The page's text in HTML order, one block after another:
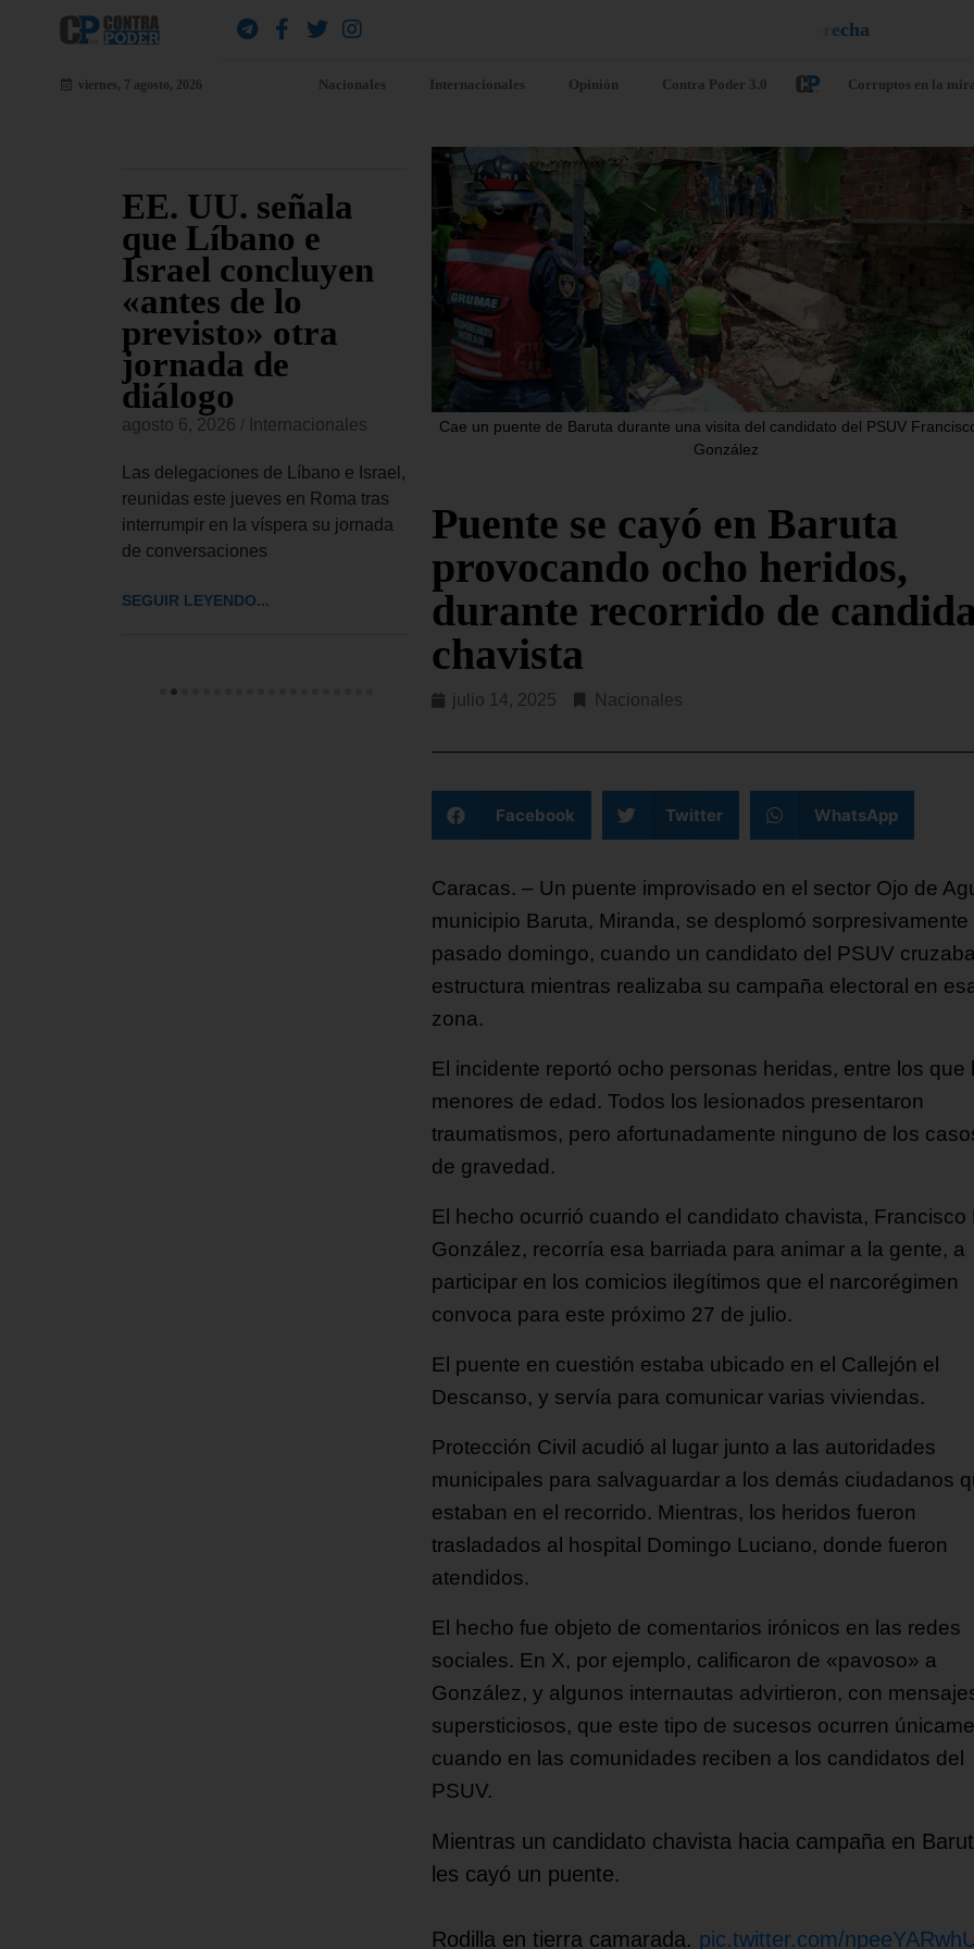
viernes, 7 agosto, 2026 Nacionales Internacionales Opinión Contra Poder 3.0 Corruptos en la
EE. UU. señala
que Líbano e
Israel concluyen
«antes de lo
previsto» otra
jornada de
diálogo
agosto 6, 2026 Internacionales
Las delegaciones de Líbano e Israel,
reunidas este jueves en Roma tras
interrumpir en la víspera su jornada
de conversaciones
SEGUIR LEYENDO...
EE. UU. sanciona
al ministro de
Defensa de la
dictadura de
Cuba y a otras
siete personas
vinculadas a su
industria militar
El Departamento del Tesoro de EE.
UU. ha anunciado este jueves la
imposición de sanciones contra
cinco empresas y ocho
Argentina
como
organización
terrorista a la
banda
ecuatoriana
Chone Killers
agosto 6, 2026 /
Chone Killers, fundada en
hace seis años al escindirse
SEGUIR LEYENDO...
Cae un puente de Baruta durante una visita del candidato del PSUV
González
Puente se cayó en Baruta
provocando ocho heridos,
durante recorrido de
chavista
julio 14, 2025 Nacionales
Facebook Twitter WhatsApp
Caracas. – Un puente improvisado en el sector Ojo de
municipio Baruta, Miranda, se desplomó sorpresivamente
pasado domingo, cuando un candidato del PSUV
estructura mientras realizaba su campaña electoral en
zona.
El incidente reportó ocho personas heridas, entre los que
menores de edad. Todos los lesionados presentaron
traumatismos, pero afortunadamente ninguno de los
de gravedad.
El hecho ocurrió cuando el candidato chavista, Francisco
González, recorría esa barriada para animar a la gente, a
participar en los comicios ilegítimos que el narcorégimen
convoca para este próximo 27 de julio.
El puente en cuestión estaba ubicado en el Callejón el
Descanso, y servía para comunicar varias viviendas.
Protección Civil acudió al lugar junto a las autoridades
municipales para salvaguardar a los demás ciudadanos
estaban en el recorrido. Mientras, los heridos fueron
trasladados al hospital Domingo Luciano, donde fueron
atendidos.
El hecho fue objeto de comentarios irónicos en las redes
sociales. En X, por ejemplo, calificaron de «pavoso» a
González, y algunos internautas advirtieron, con
supersticiosos, que este tipo de sucesos ocurren
cuando en las comunidades reciben a los candidatos del
PSUV.
Mientras un candidato chavista hacia campaña en
les cayó un puente.
Rodilla en tierra camarada. pic.twitter.com/